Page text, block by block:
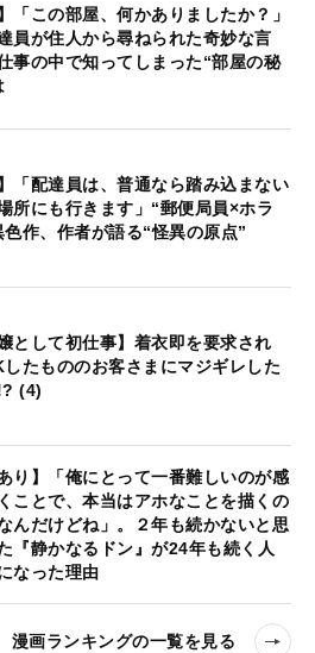
「この部屋、何かありましたか？」
員が住人から尋ねられた奇妙な言
の中で知ってしまった“部屋の秘
】「配達員は、普通なら踏み込まない
所にも行きます」“郵便局員×ホラ
色作、作者が語る“怪異の原点”
として初仕事】着衣即を要求され
たもののお客さまにマジギレした
(4)
あり】「俺にとって一番難しいのが感
ことで、本当はアホなことを描くの
んだけどね」。２年も続かないと思
『静かなるドン』が24年も続く人
なった理由
漫画ランキングの一覧を見る